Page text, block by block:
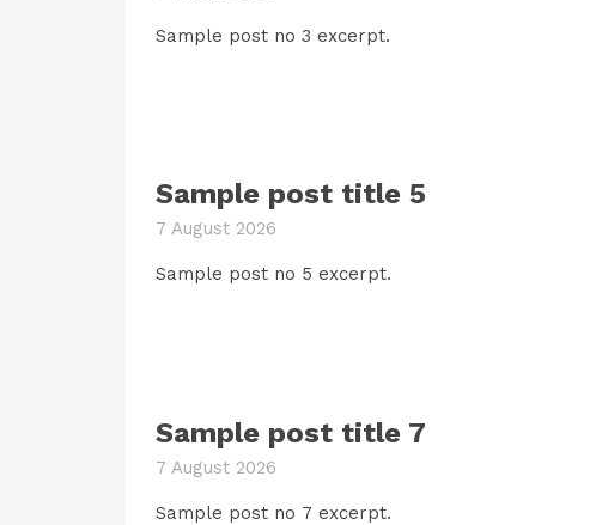
Sample post no 3 excerpt.
Sample post title 5
7 August 2026
Sample post no 5 excerpt.
Sample post title 7
7 August 2026
Sample post no 7 excerpt.